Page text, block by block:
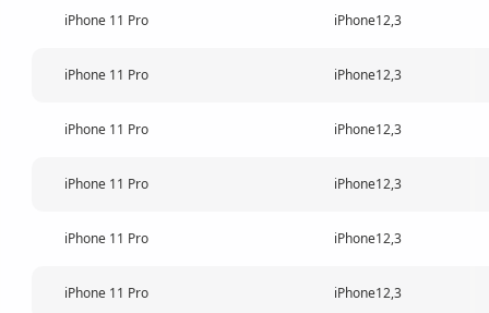
iPhone 11 Pro iPhone12,3
iPhone 11 Pro iPhone12,3
iPhone 11 Pro iPhone12,3
iPhone 11 Pro iPhone12,3
iPhone 11 Pro iPhone12,3
iPhone 11 Pro iPhone12,3